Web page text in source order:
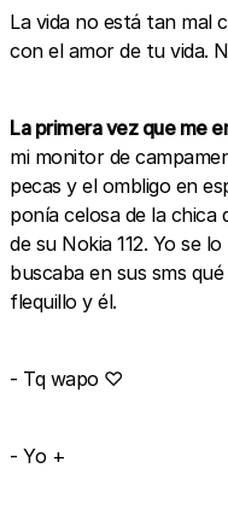
La vida no está tan mal
con el amor de tu vida.
La primera vez que me
mi monitor de
pecas y el ombligo en
ponía celosa de la
de su Nokia 112. Yo se
buscaba en sus sms
flequillo y él.
- Tq wapo ♡
- Yo +